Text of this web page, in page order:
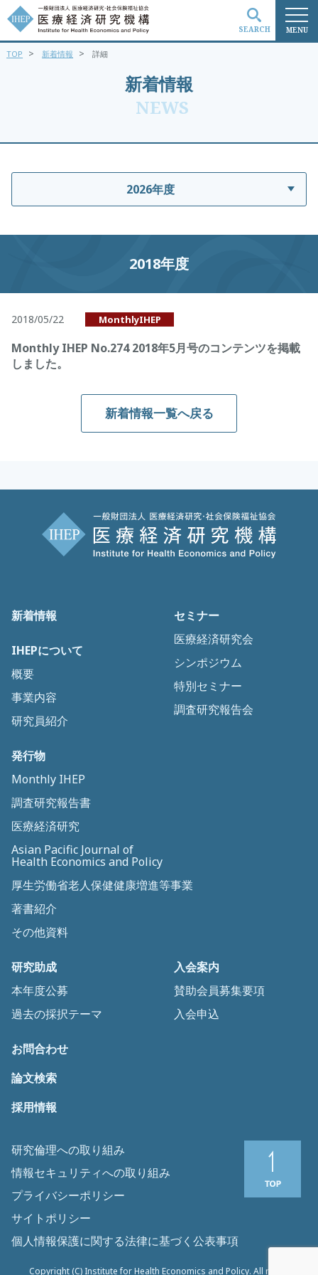
MENU
SEARCH
新着情報
NEWS
TOP > 新着情報 > 詳細
2026年度
2018年度
2018/05/22 MonthlyIHEP
Monthly IHEP No.274 2018年5月号のコンテンツを掲載
しました。
新着情報一覧へ戻る
新着情報
IHEPについて
概要
事業内容
研究員紹介
セミナー
医療経済研究会
シンポジウム
特別セミナー
調査研究報告会
発行物
Monthly IHEP
調査研究報告書
医療経済研究
Asian Pacific Journal of
Health Economics and Policy
厚生労働省老人保健健康増進等事業
著書紹介
その他資料
研究助成
本年度公募
過去の採択テーマ
入会案内
賛助会員募集要項
入会申込
お問合わせ
論文検索
採用情報
研究倫理への取り組み
情報セキュリティへの取り組み
プライバシーポリシー
サイトポリシー
個人情報保護に関する法律に基づく公表事項
Copyright (C) Institute for Health Economics and Policy. All rights